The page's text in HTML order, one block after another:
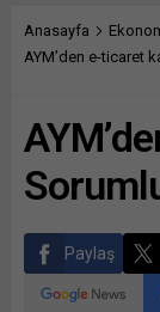
Anasayfa
AYM’den e-ticaret
Paylaş